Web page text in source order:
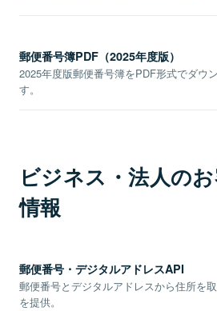
郵便番号簿PDF（2025年度版）
2025年度版郵便番号簿をPDF形式でダウ
す。
ビジネス・法人の
情報
郵便番号・デジタルアドレスAPI
郵便番号とデジタルアドレスから住所を
を提供。